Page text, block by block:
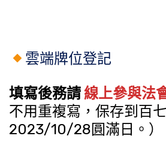
雲端牌位登記
填寫後務請線上參與法
不用重複寫，保存到百
2023/10/28圓滿日。）